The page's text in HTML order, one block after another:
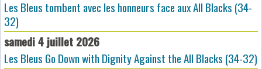
Les Bleus tombent avec les honneurs face aux All Blacks (34-
32)
samedi 4 juillet 2026
Les Bleus Go Down with Dignity Against the All Blacks (34-32)